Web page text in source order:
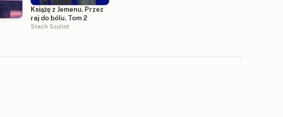
Książę z Jemenu. Przez
raj do bólu. Tom 2
Stach Szulist